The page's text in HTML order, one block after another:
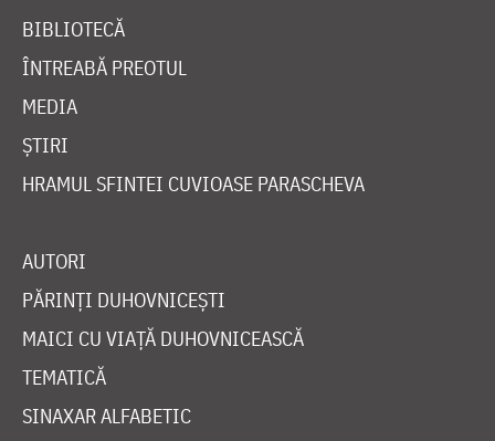
BIBLIOTECĂ
ÎNTREABĂ PREOTUL
MEDIA
ȘTIRI
HRAMUL SFINTEI CUVIOASE PARASCHEVA
AUTORI
PĂRINȚI DUHOVNICEȘTI
MAICI CU VIAȚĂ DUHOVNICEASCĂ
TEMATICĂ
SINAXAR ALFABETIC